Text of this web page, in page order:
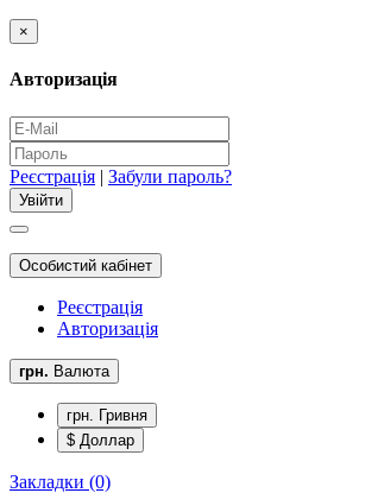
×
Авторизація
Реєстрація | Забули пароль?
Особистий кабінет
Реєстрація
Авторизація
грн. Валюта
грн. Гривня
$ Доллар
Закладки (0)